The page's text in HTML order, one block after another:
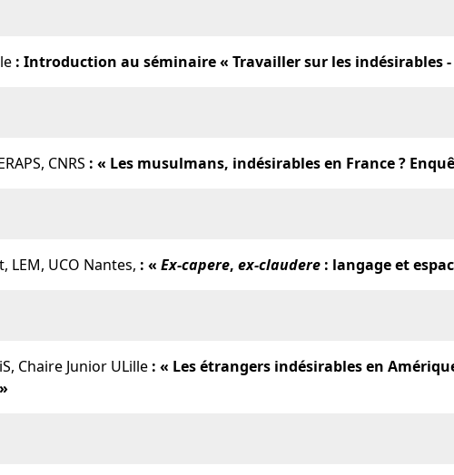
: Introduction au séminaire« Travailler sur les indésirables
CNRS : « Les musulmans, indésirables en France ?
LEM, UCO Nantes, : « Ex-capere, ex-claudere : langage et
Chaire Junior ULille : « Les étrangers indésirables en